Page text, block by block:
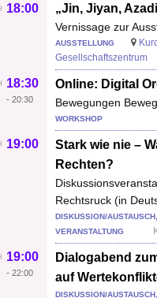
„Jin, Jiyan,
Vernissage zur
18:00
AUSSTELLUNG
Gesellschaftszentrum
Online: Digital
Bewegungen
18:30
- 20:30
WORKSHOP
Stark wie nie –
Rechten?
Rechtsruck (in
19:00
DISKUSSION/
VERANSTALTUNG
Dialogabend
auf
19:00
- 22:00
DISKUSSION/